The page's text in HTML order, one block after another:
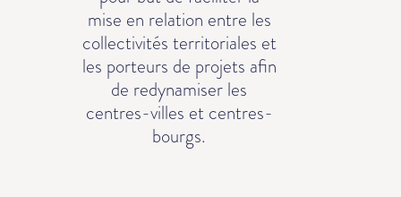
mise en relation entre les
collectivités territoriales et
les porteurs de projets afin
de redynamiser les
centres-villes et centres-
bourgs.